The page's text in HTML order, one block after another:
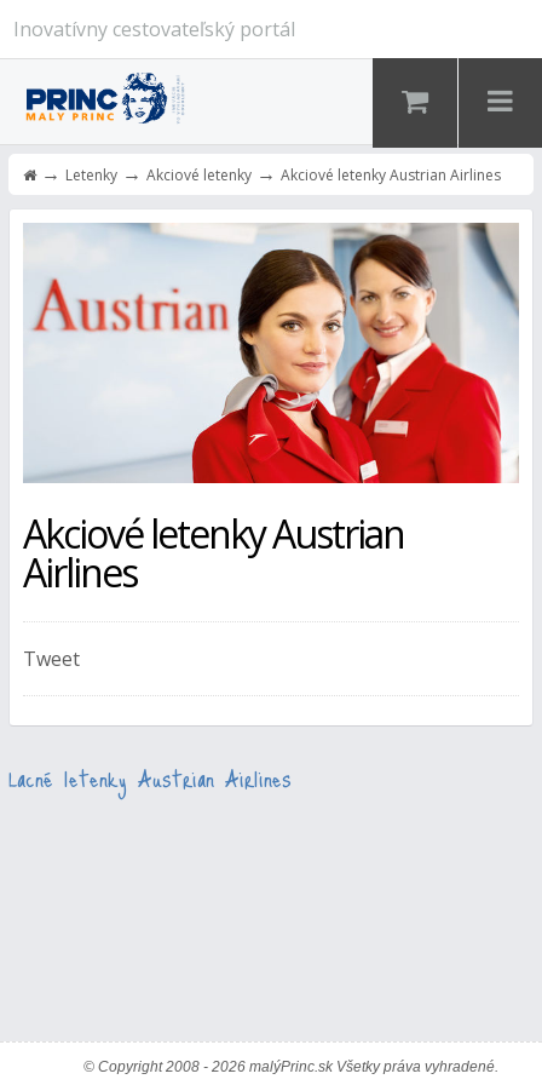
Inovatívny cestovateľský portál
→ Letenky→ Akciové letenky→ Akciové letenky Austrian Airlines
Akciové letenky Austrian
Airlines
Tweet
Lacné letenky Austrian Airlines
© Copyright 2008 - 2026 malýPrinc.sk Všetky práva vyhradené.